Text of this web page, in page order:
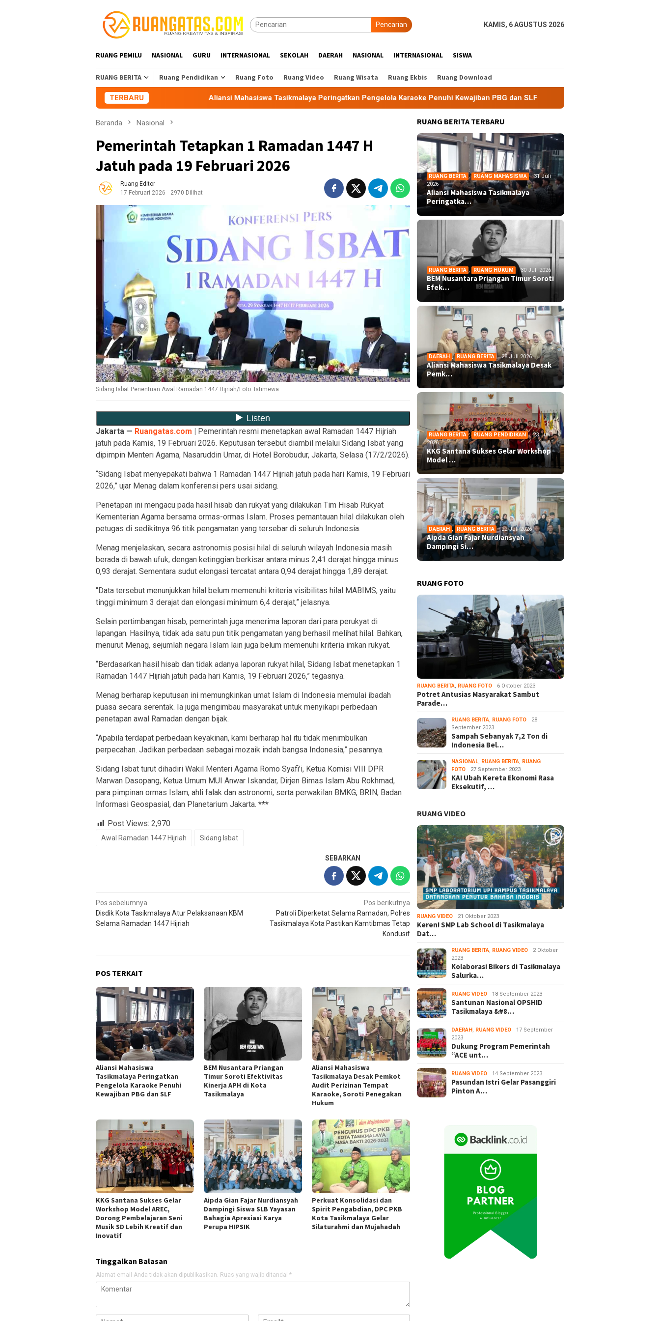
Pencarian KAMIS, 6 AGUSTUS 2026
RUANG PEMILU NASIONAL GURU INTERNASIONAL SEKOLAH DAERAH NASIONAL INTERNASIONAL SISWA
RUANG BERITA Ruang Pendidikan Ruang Foto Ruang Video Ruang Wisata Ruang Ekbis Ruang Download
TERBARU Aliansi Mahasiswa Tasikmalaya Peringatkan Pengelola Karaoke Penuhi Kewajiban PBG dan SLF BEM Nusantara Priangan Timur Soroti
Beranda Nasional
Pemerintah Tetapkan 1 Ramadan 1447 H
Jatuh pada 19 Februari 2026
Ruang Editor
17 Februari 2026
2970 Dilihat
Sidang Isbat Penentuan Awal Ramadan 1447 Hijriah/Foto: Istimewa
Jakarta — Ruangatas.com
Pemerintah resmi menetapkan awal Ramadan 1447 Hijriah
jatuh pada Kamis, 19 Februari 2026. Keputusan tersebut diambil melalui Sidang Isbat yang
dipimpin Menteri Agama, Nasaruddin Umar, di Hotel Borobudur, Jakarta, Selasa (17/2/2026).
“Sidang Isbat menyepakati bahwa 1 Ramadan 1447 Hijriah jatuh pada hari Kamis, 19 Februari
2026,” ujar Menag dalam konferensi pers usai sidang.
Penetapan ini mengacu pada hasil hisab dan rukyat yang dilakukan Tim Hisab Rukyat
Kementerian Agama bersama ormas-ormas Islam. Proses pemantauan hilal dilakukan oleh
petugas di sedikitnya 96 titik pengamatan yang tersebar di seluruh Indonesia.
Menag menjelaskan, secara astronomis posisi hilal di seluruh wilayah Indonesia masih
berada di bawah ufuk, dengan ketinggian berkisar antara minus 2,41 derajat hingga minus
0,93 derajat. Sementara sudut elongasi tercatat antara 0,94 derajat hingga 1,89 derajat.
“Data tersebut menunjukkan hilal belum memenuhi kriteria visibilitas hilal MABIMS, yaitu
tinggi minimum 3 derajat dan elongasi minimum 6,4 derajat,” jelasnya.
Selain pertimbangan hisab, pemerintah juga menerima laporan dari para perukyat di
lapangan. Hasilnya, tidak ada satu pun titik pengamatan yang berhasil melihat hilal. Bahkan,
menurut Menag, sejumlah negara Islam lain juga belum memenuhi kriteria imkan rukyat.
“Berdasarkan hasil hisab dan tidak adanya laporan rukyat hilal, Sidang Isbat menetapkan 1
Ramadan 1447 Hijriah jatuh pada hari Kamis, 19 Februari 2026,” tegasnya.
Menag berharap keputusan ini memungkinkan umat Islam di Indonesia memulai ibadah
puasa secara serentak. Ia juga mengimbau masyarakat untuk menyikapi perbedaan
penetapan awal Ramadan dengan bijak.
“Apabila terdapat perbedaan keyakinan, kami berharap hal itu tidak menimbulkan
perpecahan. Jadikan perbedaan sebagai mozaik indah bangsa Indonesia,” pesannya.
Sidang Isbat turut dihadiri Wakil Menteri Agama Romo Syafi’i, Ketua Komisi VIII DPR
Marwan Dasopang, Ketua Umum MUI Anwar Iskandar, Dirjen Bimas Islam Abu Rokhmad,
para pimpinan ormas Islam, ahli falak dan astronomi, serta perwakilan BMKG, BRIN, Badan
Informasi Geospasial, dan Planetarium Jakarta. ***
Post Views: 2,970
Awal Ramadan 1447 Hijriah Sidang Isbat
SEBARKAN
Navigasi
pos
Pos sebelumnya
Disdik Kota Tasikmalaya Atur Pelaksanaan KBM
Selama Ramadan 1447 Hijriah
Pos berikutnya
Patroli Diperketat Selama Ramadan, Polres
Tasikmalaya Kota Pastikan Kamtibmas Tetap
Kondusif
POS TERKAIT
Aliansi Mahasiswa
Tasikmalaya Peringatkan
Pengelola Karaoke Penuhi
Kewajiban PBG dan SLF
BEM Nusantara Priangan
Timur Soroti Efektivitas
Kinerja APH di Kota
Tasikmalaya
Aliansi Mahasiswa
Tasikmalaya Desak Pemkot
Audit Perizinan Tempat
Karaoke, Soroti Penegakan
Hukum
KKG Santana Sukses Gelar
Workshop Model AREC,
Dorong Pembelajaran Seni
Musik SD Lebih Kreatif dan
Inovatif
Aipda Gian Fajar Nurdiansyah
Dampingi Siswa SLB Yayasan
Bahagia Apresiasi Karya
Perupa HIPSIK
Perkuat Konsolidasi dan
Spirit Pengabdian, DPC PKB
Kota Tasikmalaya Gelar
Silaturahmi dan Mujahadah
Tinggalkan Balasan
Alamat email Anda tidak akan dipublikasikan. Ruas yang wajib ditandai *
RUANG BERITA TERBARU
RUANG BERITA , RUANG MAHASISWA
31 Juli
2026
Aliansi Mahasiswa Tasikmalaya
Peringatka…
RUANG BERITA , RUANG HUKUM 30 Juli 2026
BEM Nusantara Priangan Timur Soroti
Efek…
DAERAH , RUANG BERITA 28 Juli 2026
Aliansi Mahasiswa Tasikmalaya Desak
Pemk…
RUANG BERITA , RUANG PENDIDIKAN
23 Juli
2026
KKG Santana Sukses Gelar Workshop
Model …
DAERAH , RUANG BERITA 22 Juli 2026
Aipda Gian Fajar Nurdiansyah
Dampingi Si…
RUANG FOTO
RUANG BERITA, RUANG FOTO 6 Oktober 2023
Potret Antusias Masyarakat Sambut
Parade…
RUANG BERITA, RUANG FOTO
28
September 2023
Sampah Sebanyak 7,2 Ton di
Indonesia Bel…
NASIONAL, RUANG BERITA, RUANG
FOTO
27 September 2023
KAI Ubah Kereta Ekonomi Rasa
Eksekutif, …
RUANG VIDEO
RUANG VIDEO 21 Oktober 2023
Keren! SMP Lab School di Tasikmalaya
Dat…
RUANG BERITA, RUANG VIDEO
2 Oktober
2023
Kolaborasi Bikers di Tasikmalaya
Salurka…
RUANG VIDEO 18 September 2023
Santunan Nasional OPSHID
Tasikmalaya &#8…
DAERAH , RUANG VIDEO
17 September
2023
Dukung Program Pemerintah
“ACE unt…
RUANG VIDEO 14 September 2023
Pasundan Istri Gelar Pasanggiri
Pinton A…